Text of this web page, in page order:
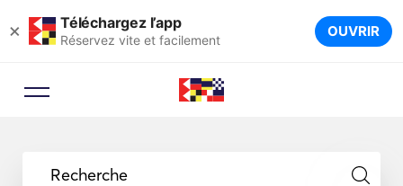
× Téléchargez l’app
Réservez vite et facilement OUVRIR
Recherche